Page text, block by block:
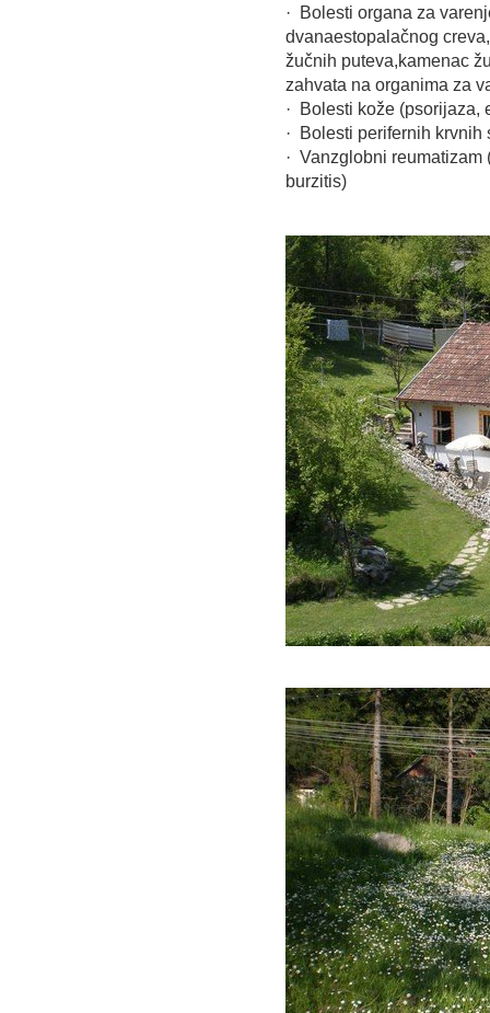
· Bolesti organa za
dvanaestopalačnog
žučnih puteva,kamenac
zahvata na organima za
· Bolesti kože (psorijaza,
· Bolesti perifernih
· Vanzglobni
burzitis)